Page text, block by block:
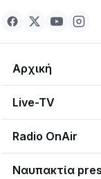
Αρχική
Live-TV
Radio OnAir
Ναυπακτία
19:47 Στο σκοτάδι